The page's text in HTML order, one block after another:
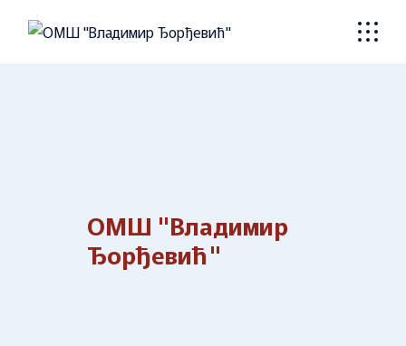
ОМШ "Владимир
Ђорђевић"